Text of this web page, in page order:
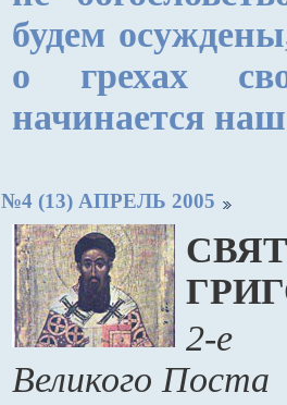
будем
о грехах
начинается
№4 (13) АПРЕЛЬ 2005
2-е
Великого Поста